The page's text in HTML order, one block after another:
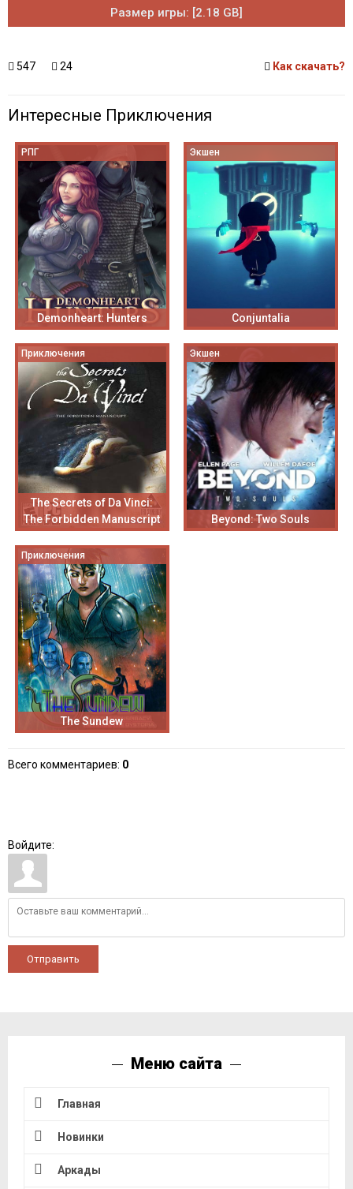
Размер игры: [2.18 GB]
547 24 Как скачать?
Интересные Приключения
РПГ
Demonheart: Hunters
Экшен
Conjuntalia
Приключения
The Secrets of Da Vinci:
The Forbidden Manuscript
Экшен
Beyond: Two Souls
Приключения
The Sundew
Всего комментариев: 0
Войдите:
Отправить
Меню сайта
Главная
Новинки
Аркады